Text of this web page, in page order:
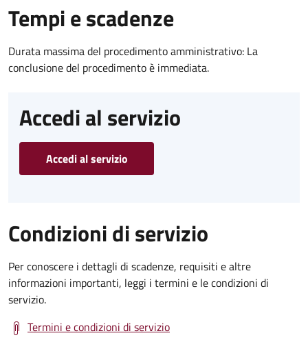
Tempi e scadenze
Durata massima del procedimento amministrativo: La
conclusione del procedimento è immediata.
Accedi al servizio
Accedi al servizio
Condizioni di servizio
Per conoscere i dettagli di scadenze, requisiti e altre
informazioni importanti, leggi i termini e le condizioni di
servizio.
Termini e condizioni di servizio